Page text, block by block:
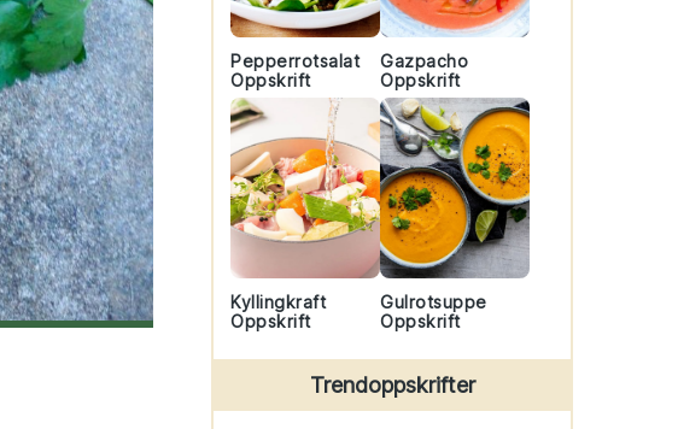
Pepperrotsalat
Oppskrift
Gazpacho
Oppskrift
Kyllingkraft
Oppskrift
Gulrotsuppe
Oppskrift
Trendoppskrifter